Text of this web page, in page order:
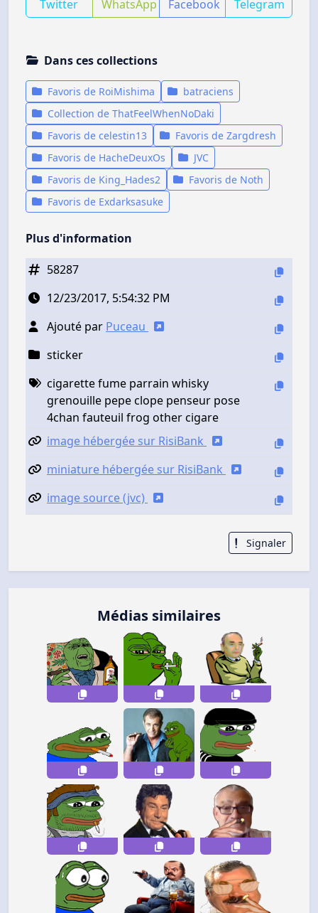
Twitter WhatsApp Facebook Telegram
Dans ces collections
Favoris de RoiMishima
batraciens
Collection de ThatFeelWhenNoDaki
Favoris de celestin13
Favoris de Zargdresh
Favoris de HacheDeuxOs
JVC
Favoris de King_Hades2
Favoris de Noth
Favoris de Exdarksasuke
Plus d'information
58287
12/23/2017, 5:54:32 PM
Ajouté par Puceau
sticker
cigarette fume parrain whisky
grenouille pepe clope penseur pose
4chan fauteuil frog other cigare
image hébergée sur RisiBank
miniature hébergée sur RisiBank
image source (jvc)
Signaler
Médias similaires